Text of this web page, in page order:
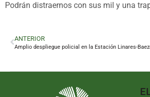
Podrán distraernos con sus mil y una
ANTERIOR